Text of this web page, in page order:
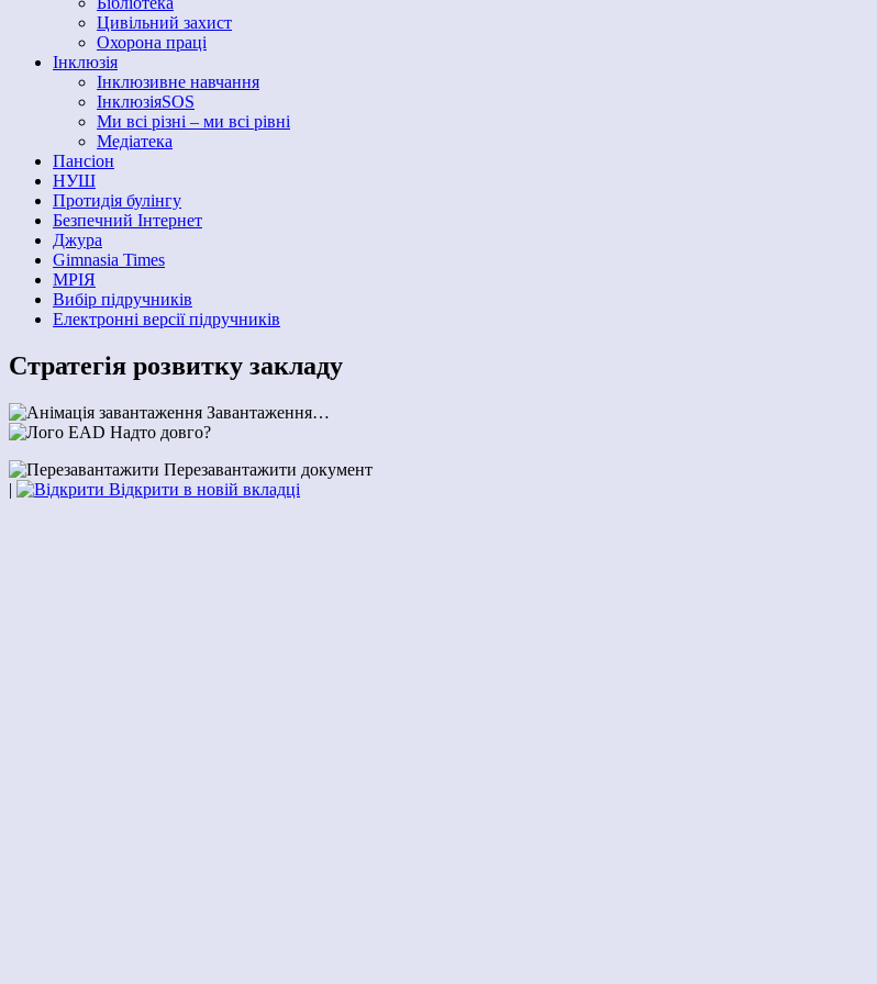
Цивільний захист
Охорона праці
Інклюзія
Інклюзивне навчання
ІнклюзіяSOS
Ми всі різні – ми всі рівні
Медіатека
Пансіон
НУШ
Протидія булінгу
Безпечний Інтернет
Джура
Gimnasia Times
МРІЯ
Вибір підручників
Електронні версії підручників
Стратегія розвитку закладу
Завантаження…
Надто довго?
Перезавантажити документ
|
Відкрити в новій вкладці